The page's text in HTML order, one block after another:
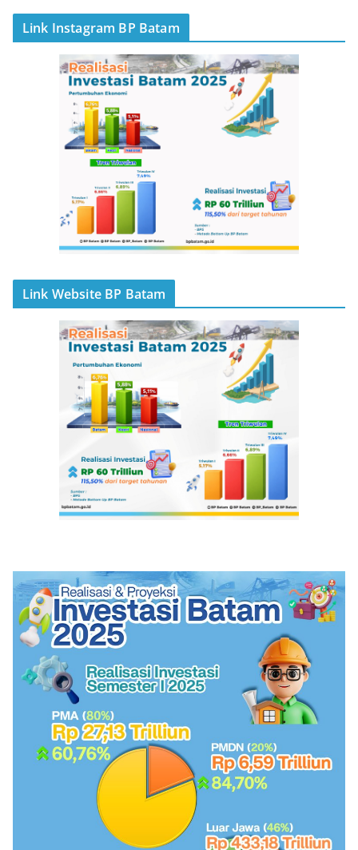
Link Instagram BP Batam
Link Website BP Batam